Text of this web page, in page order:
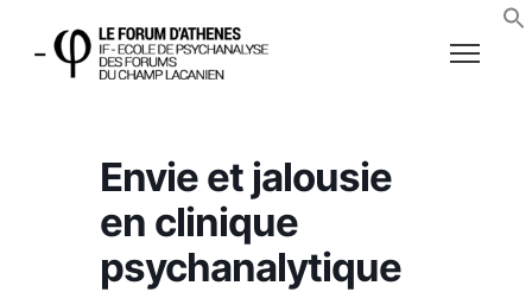
Envie et jalousie
en clinique
psychanalytique